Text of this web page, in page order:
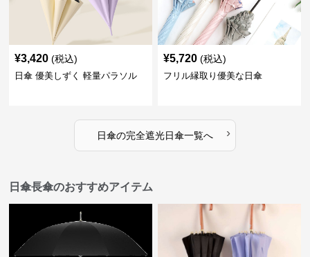
¥3,420 (税込)
日傘 優美しずく 軽量パラソル
¥5,720 (税込)
フリル縁取り優美な日傘
日傘の完全遮光日傘一覧へ ›
日傘長傘のおすすめアイテム